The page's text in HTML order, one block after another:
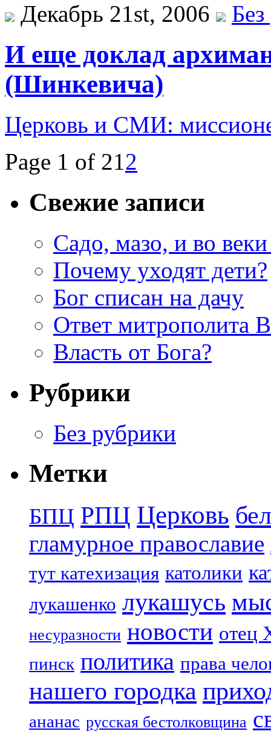
Декабрь 21st, 2006
И еще доклад
(Шинкевича)
Церковь и СМИ:
Page 1 of 212
Свежие записи
Садо, мазо, и во веки
Почему уходят дети?
Бог списан на дачу
Ответ митрополита
Власть от Бога?
Рубрики
Без рубрики
Метки
БПЦ РПЦ Церковь
гламурное православие
тут катехизация католики
лукашенко лукашусь
несуразности новости отец
пинск политика права
нашего городка
ананас русская бестолковщина